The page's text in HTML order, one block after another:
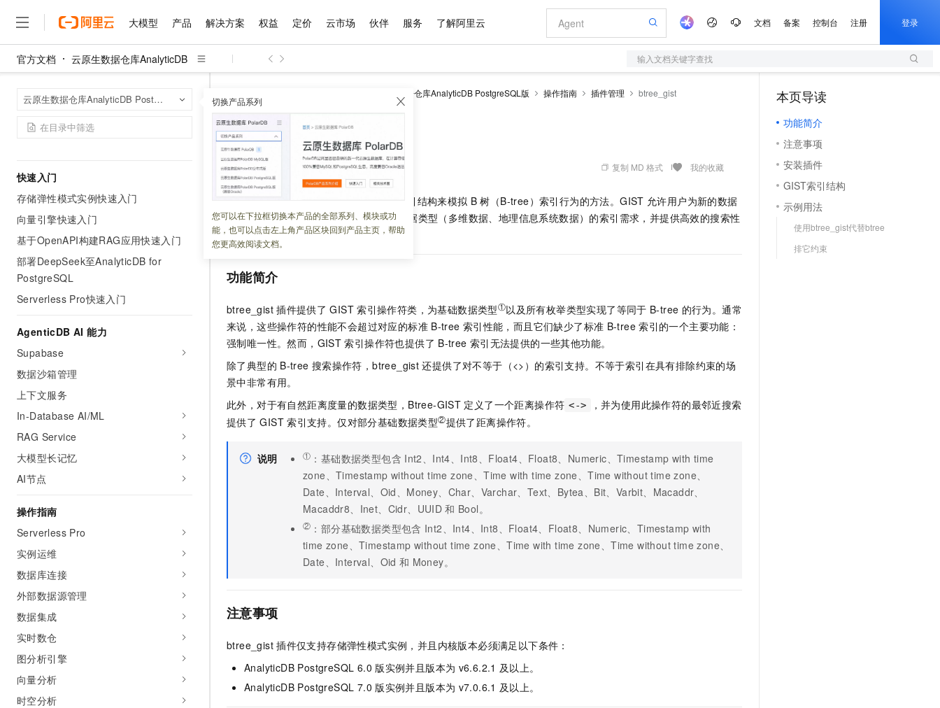
大模型 产品 解决方案 权益 定价 云市场 伙伴 服务 了解阿里云 文档 备案 控制台 注册 登录
官方文档 云原生数据仓库AnalyticDB 输入文档关键字查找
云原生数据仓库AnalyticDB PostgreSQL版 切换产品系列
您可以在下拉框切换本产品的全部系列、模块或功
能，也可以点击左上角产品区块回到产品主页，帮助
您更高效阅读文档。
产品简介
产品计费
快速入门
存储弹性模式实例快速入门
向量引擎快速入门
基于OpenAPI构建RAG应用快速入门
部署DeepSeek至AnalyticDB for
PostgreSQL
Serverless Pro快速入门
AgenticDB AI 能力
Supabase
数据沙箱管理
上下文服务
In-Database AI/ML
RAG Service
大模型长记忆
AI节点
操作指南
Serverless Pro
实例运维
数据库连接
外部数据源管理
数据集成
实时数仓
图分析引擎
向量分析
时空分析
云原生数据仓库AnalyticDB PostgreSQL版 操作指南 插件管理 btree_gist
btree_gist
更新时间： 2024-05-17 07:49:34 复制 MD 格式 我的收藏
索引结构来模拟 B 树（B-tree）索引行为的方法。GIST 允许用户为新的数据
类型自定义索引策略，常用于处理复杂数据类型（多维数据、地理信息系统数据）的索引需求，并提供高效的搜索性
能。
功能简介
btree_gist 插件提供了 GIST 索引操作符类，为基础数据类型①以及所有枚举类型实现了等同于 B-tree 的行为。通常
来说，这些操作符的性能不会超过对应的标准 B-tree 索引性能，而且它们缺少了标准 B-tree 索引的一个主要功能：
强制唯一性。然而，GIST 索引操作符也提供了 B-tree 索引无法提供的一些其他功能。
除了典型的 B-tree 搜索操作符，btree_gist 还提供了对不等于（<>）的索引支持。不等于索引在具有排除约束的场
景中非常有用。
此外，对于有自然距离度量的数据类型，Btree-GIST 定义了一个距离操作符 <->
，并为使用此操作符的最邻近搜索
提供了 GIST 索引支持。仅对部分基础数据类型②提供了距离操作符。
说明 ① ：基础数据类型包含 Int2、Int4、Int8、Float4、Float8、Numeric、Timestamp with time
zone、Timestamp without time zone、Time with time zone、Time without time zone、
Date、Interval、Oid、Money、Char、Varchar、Text、Bytea、Bit、Varbit、Macaddr、
Macaddr8、Inet、Cidr、UUID 和 Bool。
② ：部分基础数据类型包含 Int2、Int4、Int8、Float4、Float8、Numeric、Timestamp with
time zone、Timestamp without time zone、Time with time zone、Time without time zone、
Date、Interval、Oid 和 Money。
注意事项
btree_gist 插件仅支持存储弹性模式实例，并且内核版本必须满足以下条件：
AnalyticDB PostgreSQL 6.0 版实例并且版本为 v6.6.2.1 及以上。
AnalyticDB PostgreSQL 7.0 版实例并且版本为 v7.0.6.1 及以上。
本页导读
功能简介
注意事项
安装插件
GIST索引结构
示例用法
使用btree_gist代替btree
排它约束
大模型
大模型服务平台百炼
大模型
文本生成
Qwen3.8-Max HOT
智能体时代全能旗舰模型
能看、能想、能动手的多模态智能体模型
Qwen3-VL-Plus
视觉 Coding、空间感知、多模态思考等全面升级
Kimi-K3 NEW
Kimi 最新旗舰模型，长程编程与推理利器
GLM-5.2
1M上下文，专为长程任务能力而生
HappyHorse-1.1-T2V
Wan2.7-T2V
文戏情感细腻自然，动作戏激烈拳拳到肉，实现更强表演能力
语音识别与合成
Qwen3-TTS-Flash
大模型服务
千问AI平台-Token Plan NEW
个人版上线、团队版降价；千问3.8-Max首发发尝鲜
在线体验全尺寸、多种模态的模型效果
新一代 AI 视频生成模型，深度适配广告营销等场景
AI 应用构建
大模型服务平台百炼-应用模版
丰富多元化的应用模版和解决方案
灵活可视化地构建企业级 Agent
人工智能平台 PAI
大模型原生应用
Qoder HOT
秒悟
在企业官网、通讯软件中为客户提供 AI 客服 多种方案随心选，轻松解锁专属 DeepSeek
产品
人工智能与机器学习
计算
容器
存储
网络与CDN
安全
中间件
大数据计算
媒体服务
企业服务与云通信
终端用户计算
Serverless
开发工具
迁移与运维管理
专有云
精选产品
大模型服务平台百炼
大模型服务与应用平台
千问大模型
多元化、高性能、安全可靠的大模型服务
无影云电脑
随时随地安全接入的云上超级电脑
云解析DNS
云原生大数据计算服务 MaxCompute
域名与网站
对象存储 OSS
人工智能平台 PAI 大模型
一站式AI开发、训练和推理服务
Qoder CN
全托管，含MySQL、PostgreSQL、SQL Server、MariaDB多引擎
Qoder
面向真实软件的智能体编程平台
轻量应用服务器
数字证书管理服务（原SSL证书）
实现全站HTTPS，呈现可信的WEB访问
大数据开发治理平台 DataWorks
解决方案
AI
互联网应用开发
大数据
现代化应用
安全
网络
可观测
上云与迁云
企业出海
政企业务
精选解决方案
千问办公，解锁你的工作新方式
企业级Agent产品，直接交付可用成果
Agency Agents：拥有专属领域专家
多领域专家智能体,一键组建 AI 虚拟交付团队
HappyHorse 打造一站式影视创作平台
快速拥有专属 OpenClaw
睿译宝，AI翻译排版一步到位
GLM-5.2：长任务时代开源旗舰模型
Hermes Agent，打造自进化智能体
自主进化，持久记忆，越用越聪明
Claude Code + GStack 打造工程团队
轻松解锁专属 DeepSeek-V4-Pro
5 分钟轻松部署专属 QwenPaw HOT
从聊天伙伴进化为能主动干活的本地数字员工
一句话生成原生可编辑精美 PPT 文稿
输入一句话想法, 轻松生成专业的 PPT
一键部署幻兽帕鲁游戏服务器
一键购买专属联机服务器，轻松开启游戏
漫剧工坊：一站式动画创作平台
快速生产连贯的高质量长漫剧
10 分钟搭建微信、支付宝小程序
高效部署网站，快速应用到小程序
权益 普惠上云
普惠上云 官方力荐
云服务器38元/年起，超值低价云产品抢先购
官方推荐返现计划
推荐新用户得奖励，单订单最高返9万
云工开物
高校专属算力普惠，学生认证享300元代金券
免费试用
解决方案免费试用 新老同享
AI 产品 免费试用
1亿+ 大模型 tokens 和 30+ 款产品免费体验
140+云产品 免费试用
产品新客免费试用，最长12个月
大模型ACA认证体验
助力企业全员 AI 认知与能力提升
AI 特惠
智启 AI 普惠权益
阿里云 OPC 创新助力计划
至高百万元 Token 补贴，加速一人公司成长
Token Plan 模型订阅计划
Qwen3.8-Max 首发尝鲜，限时加量 10 倍，夜间低至2折
千问办公，限时限量积分加倍
Night Plan 支持 Qwen 3.8-Max NEW
夜间 5 折，Qwen/Meoo/TokenPlan 客户专享
AI 场景体验
从图文生成到视频创作，一键激活电商全链路生产力
AI 广告创作
图文、视频一站生成，高效打造优质广告素材
AI 办公
AI智能应用，一键激活高效办公新体验
智能客服
AI 活动
AI 生产力先锋
先锋实践拓展 AI 生产力的边界
飞天发布时刻
所见，即是所愿
AI 实训营
从基础到进阶，Agent 创客手把手教你
创新加速
定价 产品定价
了解云产品的定价详情
云上成本管理
管理和优化成本
价格计算器
自助选配和估算价格
价格优势
推动算力普惠，释放技术红利
配置报价器
阿里云 OPC 创新助力计划
Token 补贴，五大权
益加速 OPC 成功
云市场 精选商城
网站建设
多端小程序
Salesforce 国际版订阅
友盟天域
观测云
Tuya 物联网平台阿里云版
电子合同
畅捷通
Tableau 订阅
AI空中课堂在线直播课堂（旗舰版）
生态解决方案
行业生态解决方案
开发者生态解决方案
AI 开发和 AI 应用解决方案
数据与 API
数据集
身份实名认证
短信
OCR 文字识别
发票查验
天气预报查询
企业应用
OA 办公系统
财税管理
400电话
广告营销
基础软件
JAVA
Ubuntu
Red Hat
SUSE
建站小程序
定制建站
模板小程序
APP 开发
建站系统
专业服务
公司注册
上云迁移
伙伴 成为销售伙伴
分销伙伴
咨询伙伴
销售伙伴合作计划
Salesforce On Alibaba Cloud
Consulting Partner 合作计划
成为产品伙伴
产品生态集成认证中心
产品生态伙伴工作台
产品伙伴合作计划
云网络合作计划
服务生态伙伴
服务伙伴合作计划
Al MaaS 服务伙伴赋能合作
伙伴信用分合作计划
更多支持
合作伙伴培训与认证
查询合作伙伴
登录合作伙伴管理后台
服务 售前咨询
在线服务
售后服务
自助服务
工单服务
短信专区
企业增值服务
企业支持计划
企业增值服务台
企业成长
服务实践
阿里云认证
信息公告
官网公告
开发者社区
镜像站
了解阿里云 为什么选择阿里云
什么是云计算
技术领先
稳定可靠
安全合规
分析师报告
研究报告与白皮书
天池大赛
AI 算法大赛
云开发大赛
最佳实践
云上春晚
云栖战略参考
云上的中国
看见新力量
金融模力时刻
客户案例
市场活动
魔搭 ModelScope
云工开物
科研合作
加入我们
校园招聘